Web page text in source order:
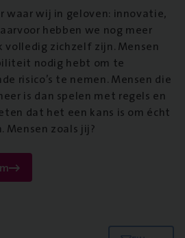
waar wij in geloven: innovatie,
hebben we nog meer
volledig zichzelf zijn. Mensen
nodig hebt om te
risico’s te nemen. Mensen die
is dan spelen met regels en
dat het een kans is om écht
Mensen zoals jij?